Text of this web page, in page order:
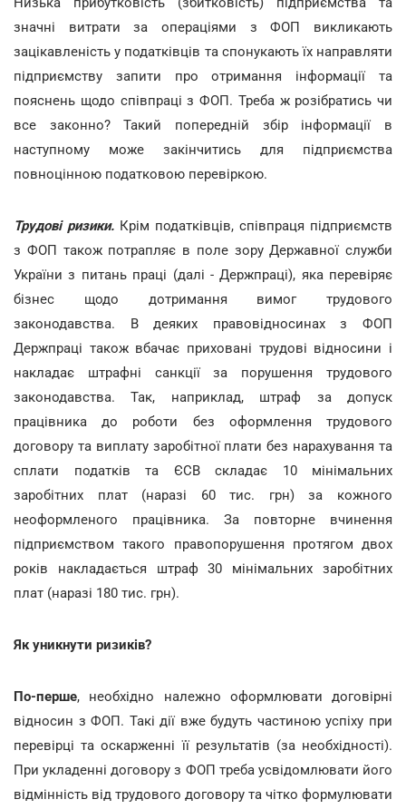
значні витрати за операціями з ФОП викликають
зацікавленість у податківців та спонукають їх направляти
підприємству запити про отримання інформації та
пояснень щодо співпраці з ФОП. Треба ж розібратись чи
все законно? Такий попередній збір інформації в
наступному може закінчитись для підприємства
повноцінною податковою перевіркою.
Трудові ризики. Крім податківців, співпраця підприємств
з ФОП також потрапляє в поле зору Державної служби
України з питань праці (далі - Держпраці), яка перевіряє
бізнес щодо дотримання вимог трудового
законодавства. В деяких правовідносинах з ФОП
Держпраці також вбачає приховані трудові відносини і
накладає штрафні санкції за порушення трудового
законодавства. Так, наприклад, штраф за допуск
працівника до роботи без оформлення трудового
договору та виплату заробітної плати без нарахування та
сплати податків та ЄСВ складає 10 мінімальних
заробітних плат (наразі 60 тис. грн) за кожного
неоформленого працівника. За повторне вчинення
підприємством такого правопорушення протягом двох
років накладається штраф 30 мінімальних заробітних
плат (наразі 180 тис. грн).
Як уникнути ризиків?
По-перше, необхідно належно оформлювати договірні
відносин з ФОП. Такі дії вже будуть частиною успіху при
перевірці та оскарженні її результатів (за необхідності).
При укладенні договору з ФОП треба усвідомлювати його
відмінність від трудового договору та чітко формулювати